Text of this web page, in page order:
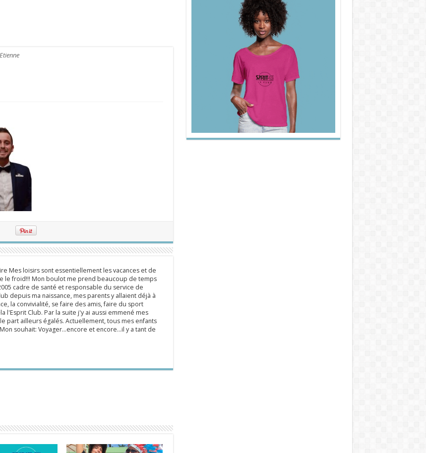
Etienne
Mes loisirs sont essentiellement les vacances et de
le froid!!! Mon boulot me prend beaucoup de temps
cadre de santé et responsable du service de
depuis ma naissance, mes parents y allaient déjà à
la convivialité, se faire des amis, faire du sport
l'Esprit Club. Par la suite j'y ai aussi emmené mes
part ailleurs égalés. Actuellement, tous mes enfants
souhait: Voyager...encore et encore...il y a tant de